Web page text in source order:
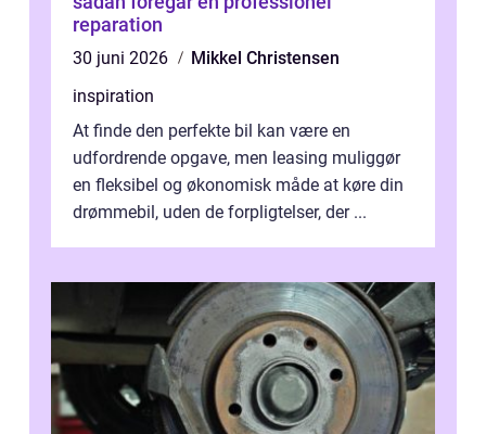
reparation
30 juni 2026
Mikkel Christensen
inspiration
At finde den perfekte bil kan være en
udfordrende opgave, men leasing muliggør
en fleksibel og økonomisk måde at køre din
drømmebil, uden de forpligtelser, der ...